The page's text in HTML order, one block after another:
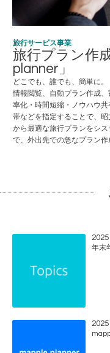
旅行サービス事業
旅行プラン作
planner」
どこでも、誰でも、簡単に。
情報閲覧、自動プラン作成
率化・時間短縮・ノウハウ
帯などを指定することで、
から最適な旅行プランをシ
で、外出先での急なプラン作
2025
年末
2025